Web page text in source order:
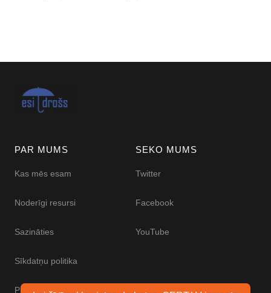
PAR MUMS
Kas mēs esam
Noderīgi resursi
Sazināties
Sīkdatņu politika
Piekļūstamības paziņojums
SEKO MUMS
Twitter
Facebook
YouTube